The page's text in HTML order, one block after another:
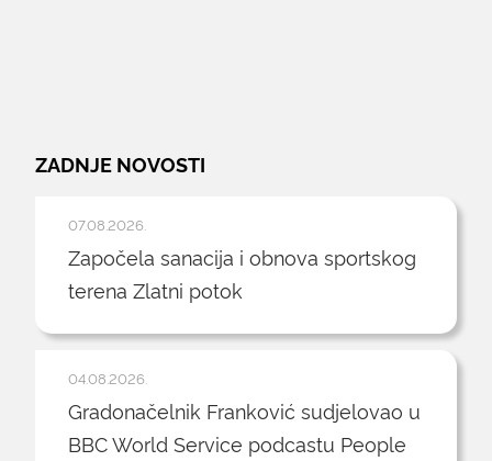
ZADNJE NOVOSTI
07.08.2026.
Započela sanacija i obnova sportskog
terena Zlatni potok
04.08.2026.
Gradonačelnik Franković sudjelovao u
BBC World Service podcastu People